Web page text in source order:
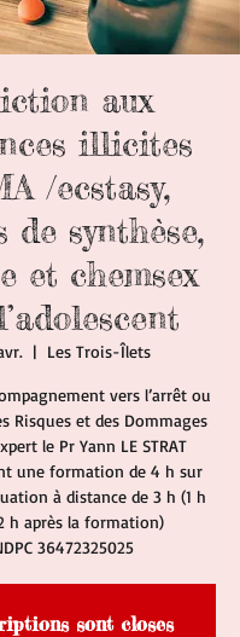
aux
illicites
/ecstasy,
de synthèse,
et chemsex
  |
Les Trois-Îlets
vers l’arrêt ou
Risques et des Dommages
le Pr Yann LE STRAT
une formation de 4 h sur
à distance de 3 h (1 h
h après la formation)
36472325025
sont closes